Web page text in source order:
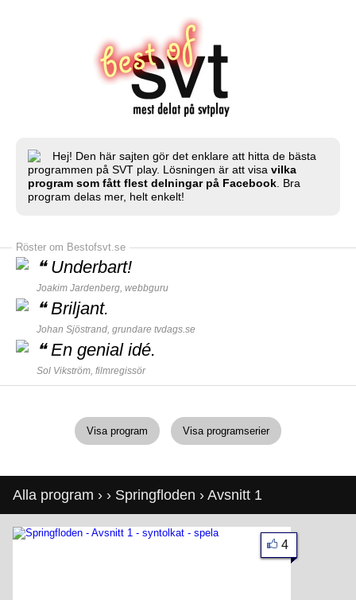
Hej! Den här sajten gör det enklare att hitta de bästa
programmen på SVT play. Lösningen är att visa vilka
program som fått flest delningar på Facebook . Bra
program delas mer, helt enkelt!
Röster om Bestofsvt.se
❝ Underbart!
Joakim Jardenberg, webbguru
❝Briljant.
Johan Sjöstrand, grundare tvdags.se
❝En genial idé.
Sol Vikström, filmregissör
Visa program Visa programserier
Alla program › › Springfloden › Avsnitt 1
4